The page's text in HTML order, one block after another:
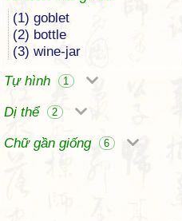
(1) goblet
(2) bottle
(3) wine-jar
Tự hình
1
Dị thể 2
Chữ gần giống 6